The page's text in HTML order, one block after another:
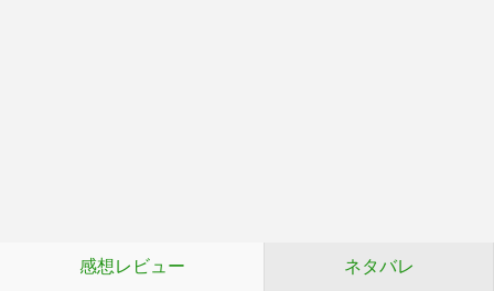
感想レビュー ネタバレ